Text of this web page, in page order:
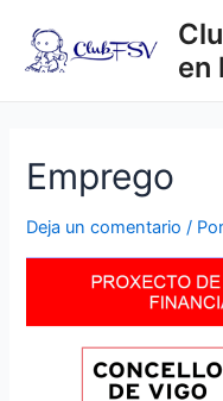
contenido
en
Emprego
Deja un comentario /